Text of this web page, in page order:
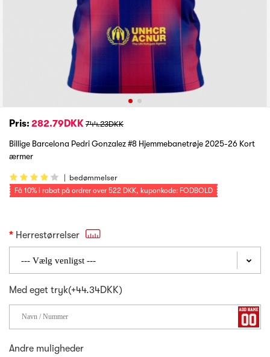
Pris: 282.79DKK 744.23DKK
Billige Barcelona Pedri Gonzalez #8 Hjemmebanetrøje 2025-26 Kort
ærmer
| bedømmelser
Få 10% i rabat på ordrer over 522 DKK, kuponkode: FODBOLD
Herrestørrelser
Med eget tryk(+44.34DKK)
Andre muligheder